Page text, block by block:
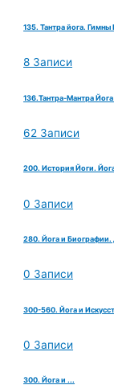
135. Тантра йога.
8 Записи
136.Тантра-Мантра
62 Записи
200. История Йоги.
0 Записи
280. Йога и
0 Записи
300-560. Йога и
0 Записи
300. Йога и ...